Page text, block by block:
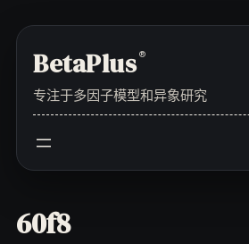
contentBetaPlus®
专注于多因子模型和异象研究
60f8